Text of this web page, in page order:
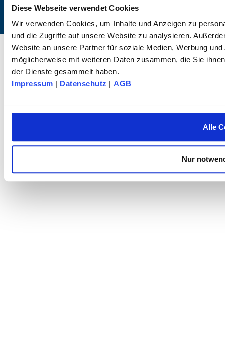
Diese Webseite verwendet Cookies
Wir verwenden Cookies, um Inhalte und Anzeigen zu
und die Zugriffe auf unsere Website zu analysieren.
Website an unsere Partner für soziale Medien, Werbung
möglicherweise mit weiteren Daten zusammen, die Sie
der Dienste gesammelt haben.
Impressum | Datenschutz | AGB
Alle
Nur
© 2026 dk FIXIERSYSTEME GmbH & Co. KG – Alle Rechte vorbehalten.